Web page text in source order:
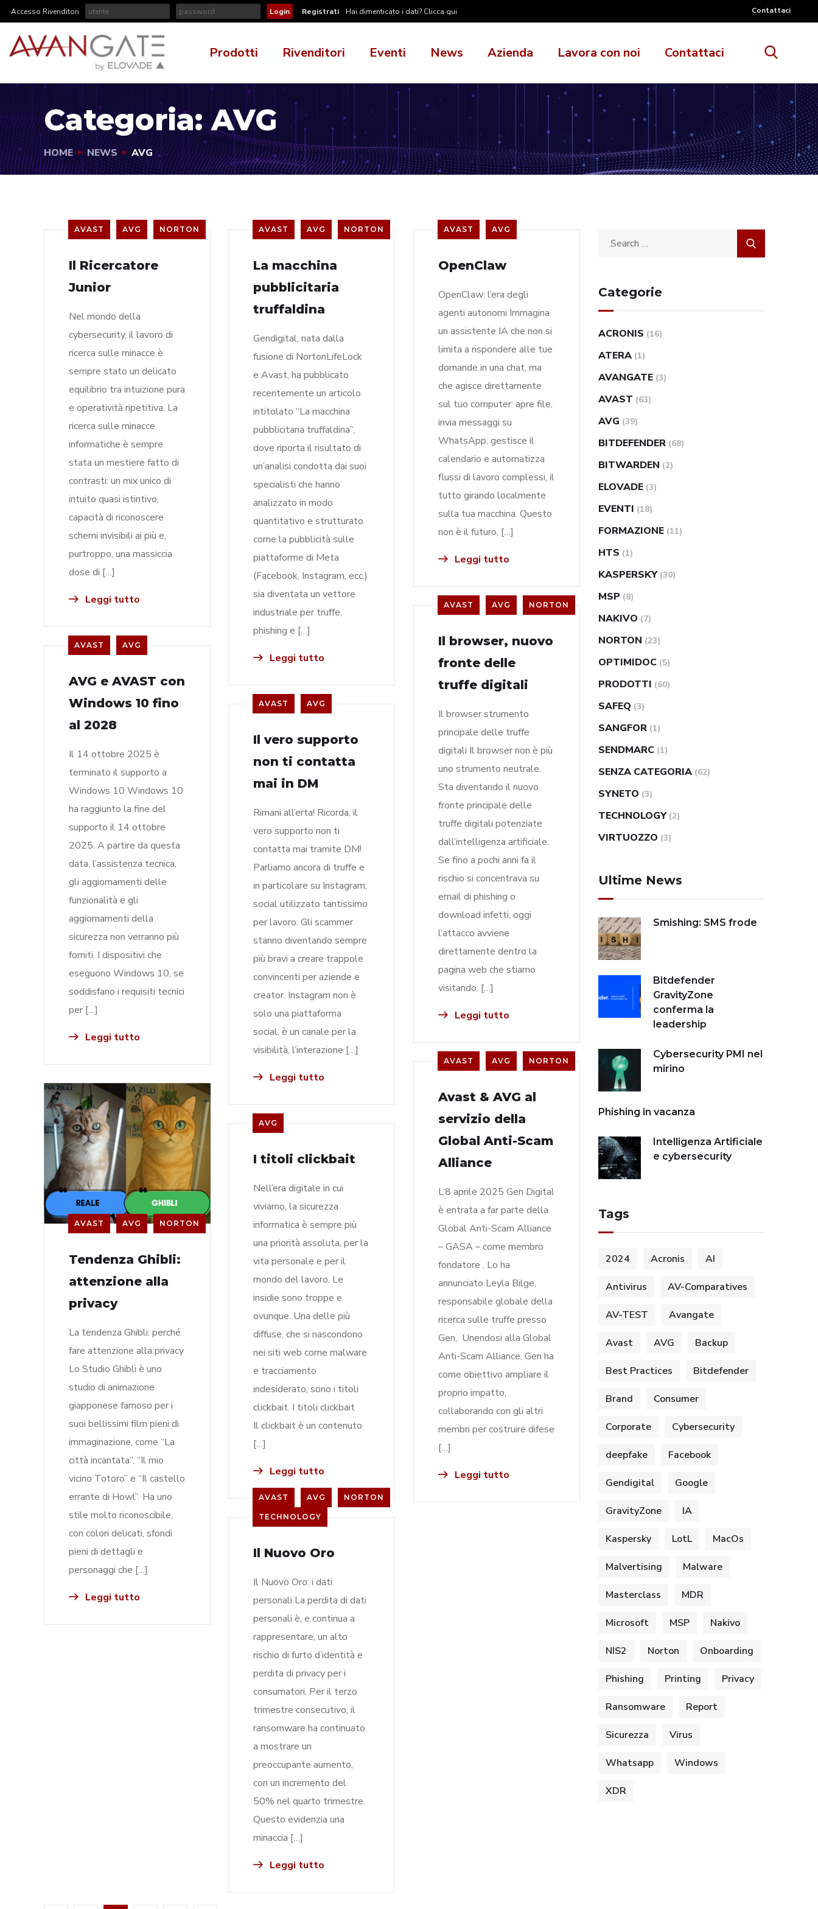
Accesso Rivenditori Registrati Hai dimenticato i dati? Clicca qui Contattaci
Prodotti Rivenditori Eventi News Azienda Lavora con noi Contattaci
Categoria:AVG
HOME NEWS AVG
AVAST AVG NORTON
Il Ricercatore
Junior
Nel mondo della
cybersecurity, il lavoro di
ricerca sulle minacce è
sempre stato un delicato
equilibrio tra intuizione pura
e operatività ripetitiva. La
ricerca sulle minacce
informatiche è sempre
stata un mestiere fatto di
contrasti: un mix unico di
intuito quasi istintivo,
capacità di riconoscere
schemi invisibili ai più e,
purtroppo, una massiccia
dose di […]
Leggi tutto
AVAST AVG NORTON
La macchina
pubblicitaria
truffaldina
Gendigital, nata dalla
fusione di NortonLifeLock
e Avast, ha pubblicato
recentemente un articolo
intitolato “La macchina
pubblicitaria truffaldina”,
dove riporta il risultato di
un’analisi condotta dai suoi
specialisti che hanno
analizzato in modo
quantitativo e strutturato
come la pubblicità sulle
piattaforme di Meta
(Facebook, Instagram, ecc.)
sia diventata un vettore
industriale per truffe,
phishing e […]
Leggi tutto
AVAST AVG
OpenClaw
OpenClaw: l’era degli
agenti autonomi Immagina
un assistente IA che non si
limita a rispondere alle tue
domande in una chat, ma
che agisce direttamente
sul tuo computer: apre file,
invia messaggi su
WhatsApp, gestisce il
calendario e automatizza
flussi di lavoro complessi, il
tutto girando localmente
sulla tua macchina. Questo
non è il futuro, […]
Leggi tutto
AVAST AVG NORTON
Il browser, nuovo
fronte delle
truffe digitali
Il browser strumento
principale delle truffe
digitali Il browser non è più
uno strumento neutrale.
Sta diventando il nuovo
fronte principale delle
truffe digitali potenziate
dall’intelligenza artificiale.
Se fino a pochi anni fa il
rischio si concentrava su
email di phishing o
download infetti, oggi
l’attacco avviene
direttamente dentro la
pagina web che stiamo
visitando. […]
Leggi tutto
AVAST AVG
AVG e AVAST con
Windows 10 fino
al 2028
Il 14 ottobre 2025 è
terminato il supporto a
Windows 10 Windows 10
ha raggiunto la fine del
supporto il 14 ottobre
2025. A partire da questa
data, l’assistenza tecnica,
gli aggiornamenti delle
funzionalità e gli
aggiornamenti della
sicurezza non verranno più
forniti. I dispositivi che
eseguono Windows 10, se
soddisfano i requisiti tecnici
per […]
Leggi tutto
AVAST AVG
Il vero supporto
non ti contatta
mai in DM
Rimani all’erta! Ricorda, il
vero supporto non ti
contatta mai tramite DM!
Parliamo ancora di truffe e
in particolare su Instagram,
social utilizzato tantissimo
per lavoro. Gli scammer
stanno diventando sempre
più bravi a creare trappole
convincenti per aziende e
creator. Instagram non è
solo una piattaforma
social, è un canale per la
visibilità, l’interazione […]
Leggi tutto
AVAST AVG NORTON
Avast & AVG al
servizio della
Global Anti-Scam
Alliance
L‘8 aprile 2025​ Gen Digital
è entrata a far parte della
Global Anti-Scam Alliance
– GASA – come membro
fondatore . Lo ha
annunciato Leyla Bilge,
responsabile globale della
ricerca sulle truffe presso
Gen, Unendosi alla Global
Anti-Scam Alliance, Gen ha
come obiettivo ampliare il
proprio impatto,
collaborando con gli altri
membri per costruire difese
[…]
Leggi tutto
AVAST AVG NORTON
Tendenza Ghibli:
attenzione alla
privacy
La tendenza Ghibli: perché
fare attenzione alla privacy
Lo Studio Ghibli è uno
studio di animazione
giapponese famoso per i
suoi bellissimi film pieni di
immaginazione, come “La
città incantata”, “Il mio
vicino Totoro” e “Il castello
errante di Howl”. Ha uno
stile molto riconoscibile,
con colori delicati, sfondi
pieni di dettagli e
personaggi che […]
Leggi tutto
AVG
I titoli clickbait
Nell’era digitale in cui
viviamo, la sicurezza
informatica è sempre più
una priorità assoluta, per la
vita personale e per il
mondo del lavoro. Le
insidie sono troppe e
ovunque. Una delle più
diffuse, che si nascondono
nei siti web come malware
e tracciamento
indesiderato, sono i titoli
clickbait. I titoli clickbait
Il clickbait è un contenuto
[…]
Leggi tutto
AVAST AVG NORTON
TECHNOLOGY
Il Nuovo Oro
Il Nuovo Oro: i dati
personali La perdita di dati
personali è, e continua a
rappresentare, un alto
rischio di furto d’identità e
perdita di privacy per i
consumatori. Per il terzo
trimestre consecutivo, il
ransomware ha continuato
a mostrare un
preoccupante aumento,
con un incremento del
50% nel quarto trimestre.
Questo evidenzia una
minaccia […]
Leggi tutto
Categorie
ACRONIS (16)
ATERA (1)
AVANGATE (3)
AVAST (63)
AVG (39)
BITDEFENDER (68)
BITWARDEN (2)
ELOVADE (3)
EVENTI (18)
FORMAZIONE (11)
HTS (1)
KASPERSKY (30)
MSP (8)
NAKIVO (7)
NORTON (23)
OPTIMIDOC (5)
PRODOTTI (60)
SAFEQ (3)
SANGFOR (1)
SENDMARC (1)
SENZA CATEGORIA (62)
SYNETO (3)
TECHNOLOGY (2)
VIRTUOZZO (3)
Ultime News
Smishing: SMS frode
Bitdefender
GravityZone
conferma la
leadership
Cybersecurity PMI nel
mirino
Phishing in vacanza
Intelligenza Artificiale
e cybersecurity
Tags
2024 Acronis AI
Antivirus AV-Comparatives
AV-TEST Avangate
Avast AVG Backup
Best Practices Bitdefender
Brand Consumer
Corporate Cybersecurity
deepfake Facebook
Gendigital Google
GravityZone IA
Kaspersky LotL MacOs
Malvertising Malware
Masterclass MDR
Microsoft MSP Nakivo
NIS2 Norton Onboarding
Phishing Printing Privacy
Ransomware Report
Sicurezza Virus
Whatsapp Windows
XDR